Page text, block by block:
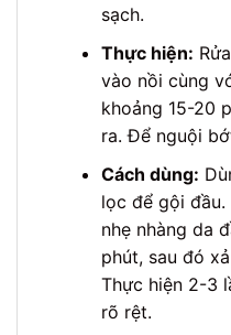
sạch.
Thực hiện:
vào nồi cùng
khoảng 15-20
ra. Để nguội
Cách dùng:
lọc để gội
nhẹ nhàng da
phút, sau đó
Thực hiện 2-3
rõ rệt.